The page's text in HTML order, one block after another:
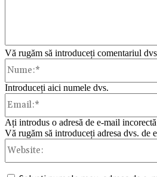
Vă rugăm să introduceți comentariul
Introduceți aici numele dvs.
Ați introdus o adresă de e-mail
Vă rugăm să introduceți adresa dvs. de